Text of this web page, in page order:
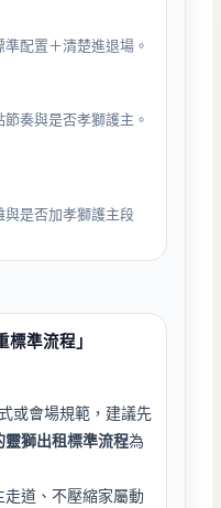
配置＋清楚進退場。
奏與是否孝獅護主。
是否加孝獅護主段
準流程」
或會場規範，建議先
獅出租標準流程為
道、不壓縮家屬動